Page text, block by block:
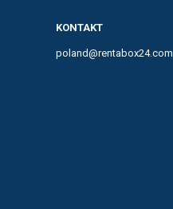
KONTAKT
poland@rentabox24.com